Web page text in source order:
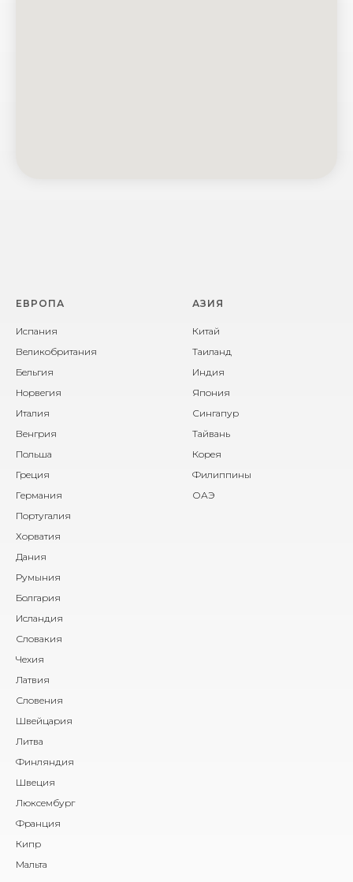
ЕВРОПА
Испания
Великобритания
Бельгия
Норвегия
Италия
Венгрия
Польша
Греция
Германия
Португалия
Хорватия
Дания
Румыния
Болгария
Исландия
Словакия
Чехия
Латвия
Словения
Швейцария
Литва
Финляндия
Швеция
Люксембург
Франция
Кипр
Мальта
АЗИЯ
Китай
Таиланд
Индия
Япония
Сингапур
Тайвань
Корея
Филиппины
ОАЭ